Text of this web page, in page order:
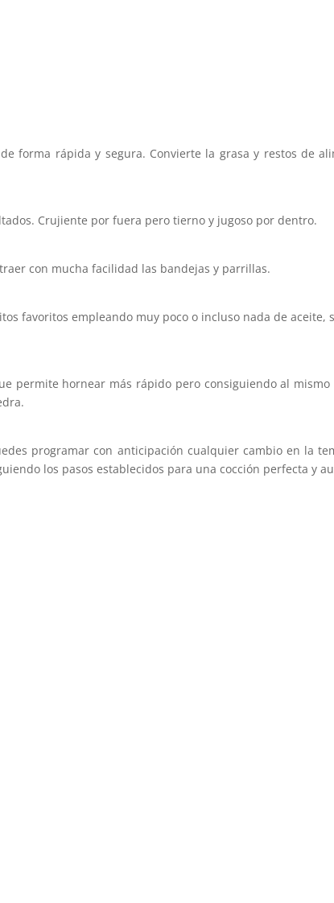
forma rápida y segura. Convierte la grasa y restos de
Crujiente por fuera pero tierno y jugoso por dentro.
con mucha facilidad las bandejas y parrillas.
favoritos empleando muy poco o incluso nada de
permite hornear más rápido pero consiguiendo al
programar con anticipación cualquier cambio en la
los pasos establecidos para una cocción perfecta y